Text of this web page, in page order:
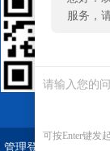
服务，
可按Enter键发
管理登陆